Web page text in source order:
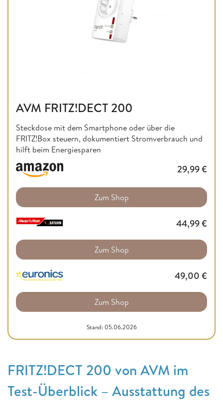
AVM FRITZ!DECT 200
Steckdose mit dem Smartphone oder über die
FRITZ!Box steuern, dokumentiert Stromverbrauch und
hilft beim Energiesparen
29,99€
Zum Shop
44,99€
Zum Shop
49,00 €
Zum Shop
Stand: 05.06.2026
FRITZ!DECT 200 von AVM im
Test-Überblick – Ausstattung des